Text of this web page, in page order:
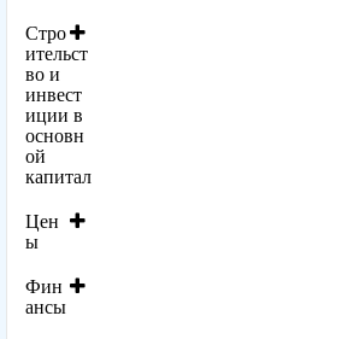
Стро
ительст
во и
инвест
иции в
основн
ой
капитал
Цен
ы
Фин
ансы